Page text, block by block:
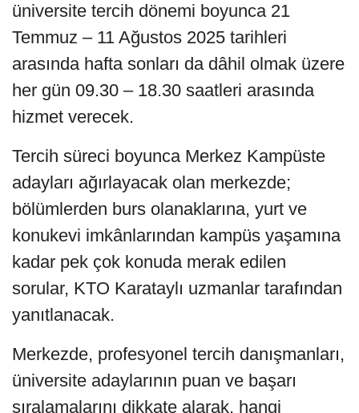
üniversite tercih dönemi boyunca 21
Temmuz – 11 Ağustos 2025 tarihleri
arasında hafta sonları da dâhil olmak üzere
her gün 09.30 – 18.30 saatleri arasında
hizmet verecek.
Tercih süreci boyunca Merkez Kampüste
adayları ağırlayacak olan merkezde;
bölümlerden burs olanaklarına, yurt ve
konukevi imkânlarından kampüs yaşamına
kadar pek çok konuda merak edilen
sorular, KTO Karataylı uzmanlar tarafından
yanıtlanacak.
Merkezde, profesyonel tercih danışmanları,
üniversite adaylarının puan ve başarı
sıralamalarını dikkate alarak, hangi